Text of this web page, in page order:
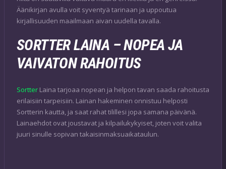
Äänikirjan avulla voit syventyä tarinaan ja uppoutua
kirjallisuuden maailmaan aivan uudella tavalla.
SORTTER LAINA – NOPEA JA
VAIVATON RAHOITUS
Sortter Laina tarjoaa nopean ja helpon tavan saada rahoitusta
erilaisiin tarpeisiin. Lainan hakeminen onnistuu helposti
Sortterin kautta, ja saat rahat tilillesi jopa samana päivänä.
Lainaehdot ovat joustavat ja kilpailukykyiset, joten voit valita
juuri sinulle sopivan takaisinmaksuaikataulun.